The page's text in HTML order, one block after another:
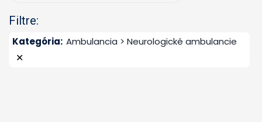
Filtre:
Kategória: Ambulancia > Neurologické ambulancie
✕